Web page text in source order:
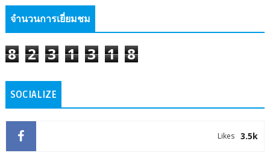
จำนวนการเยี่ยมชม
8 2 3 1 3 1 8
SOCIALIZE
3.5k
Likes